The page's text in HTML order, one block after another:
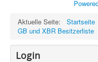
Aktuelle Seite:
Startseite
GB und XBR Besitzerliste
Login